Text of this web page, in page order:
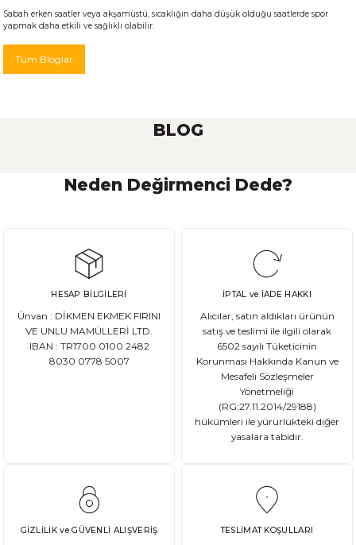
Sabah erken saatler veya akşamüstü, sıcaklığın daha düşük olduğu saatlerde spor
yapmak daha etkili ve sağlıklı olabilir.
Tüm Bloglar
BLOG
Ekşi Maya Nasıl Beslenmeli ve Saklanmalı?
Ata Tohum Nedir?
Ata tohum, tarımda kullanılan ve genetik olarak değişmemiş olan
Glutensiz Yaşamın Temelleri: Gluten Nedir ve Neden Önemlidir?
Neden Değirmenci Dede?
HESAP BİLGİLERİ
Ünvan : DİKMEN EKMEK FIRINI
VE UNLU MAMÜLLERİ LTD.
IBAN : TR1700 0100 2482
8030 0778 5007
İPTAL ve İADE HAKKI
Alıcılar, satın aldıkları ürünün
satış ve teslimi ile ilgili olarak
6502 sayılı Tüketicinin
Korunması Hakkında Kanun ve
Mesafeli Sözleşmeler
Yönetmeliği
(RG:27.11.2014/29188)
hükümleri ile yürürlükteki diğer
yasalara tabidir.
GİZLİLİK ve GÜVENLİ ALIŞVERİŞ TESLİMAT KOŞULLARI